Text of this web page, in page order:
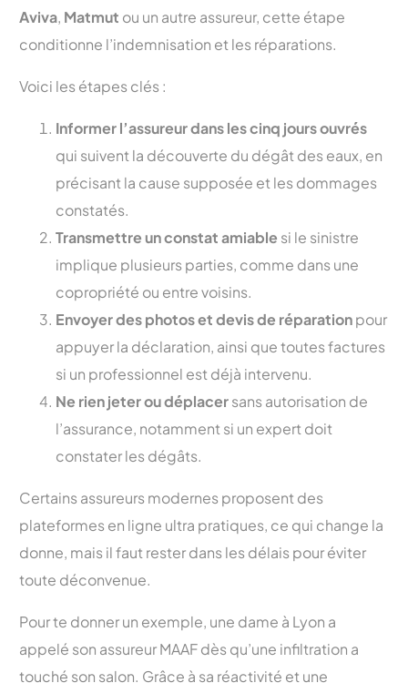
Aviva, Matmut ou un autre assureur, cette étape
conditionne l’indemnisation et les réparations.
Voici les étapes clés :
Informer l’assureur dans les cinq jours ouvrés
qui suivent la découverte du dégât des eaux, en
précisant la cause supposée et les dommages
constatés.
Transmettre un constat amiable si le sinistre
implique plusieurs parties, comme dans une
copropriété ou entre voisins.
Envoyer des photos et devis de réparationpour
appuyer la déclaration, ainsi que toutes factures
si un professionnel est déjà intervenu.
Ne rien jeter ou déplacersans autorisation de
l’assurance, notamment si un expert doit
constater les dégâts.
Certains assureurs modernes proposent des
plateformes en ligne ultra pratiques, ce qui change la
donne, mais il faut rester dans les délais pour éviter
toute déconvenue.
Pour te donner un exemple, une dame à Lyon a
appelé son assureur MAAF dès qu’une infiltration a
touché son salon. Grâce à sa réactivité et une